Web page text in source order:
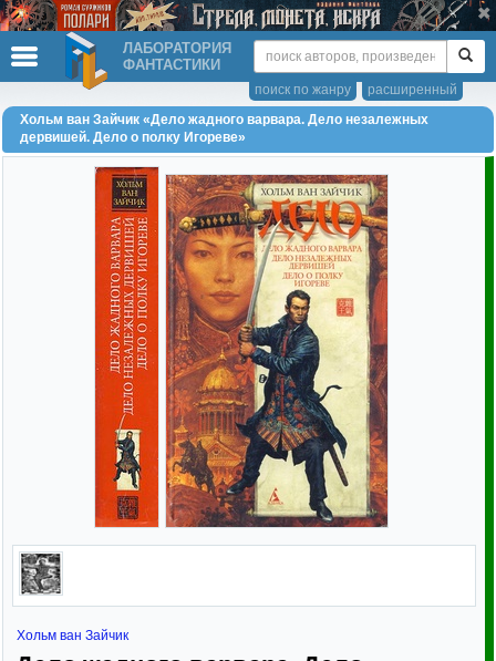
ЛАБОРАТОРИЯ
ФАНТАСТИКИ
расширенный
поиск по жанру
Хольм ван Зайчик «Дело жадного варвара. Дело незалежных
дервишей. Дело о полку Игореве»
Хольм ван Зайчик